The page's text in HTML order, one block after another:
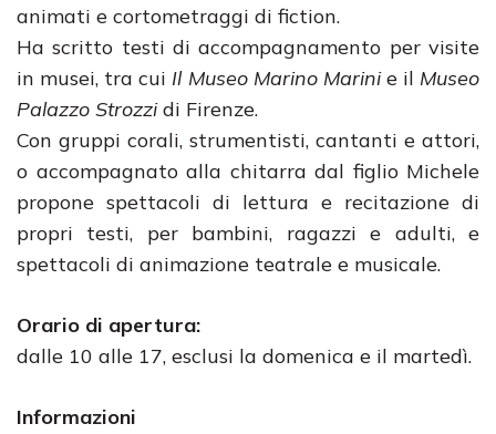
animati e cortometraggi di fiction.
Ha scritto testi di accompagnamento per visite
in musei, tra cui Il Museo Marino Marinie il Museo
Palazzo Strozzidi Firenze.
Con gruppi corali, strumentisti, cantanti e attori,
o accompagnato alla chitarra dal figlio Michele
propone spettacoli di lettura e recitazione di
propri testi, per bambini, ragazzi e adulti, e
spettacoli di animazione teatrale e musicale.
Orario di apertura:
dalle 10 alle 17, esclusi la domenica e il martedì.
Informazioni